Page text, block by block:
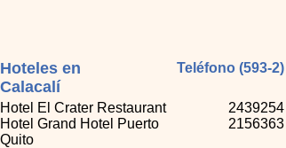
Hoteles en
Calacalí
Teléfono (593-2)
Hotel El Crater Restaurant
Hotel Grand Hotel Puerto
Quito
2439254
2156363